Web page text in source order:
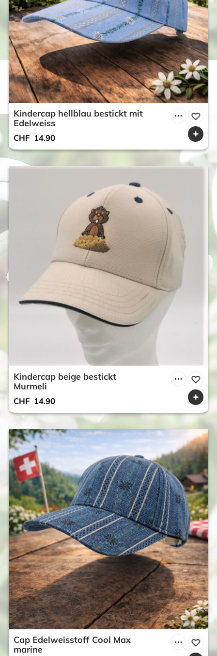
Kindercap hellblau bestickt mit
Edelweiss
CHF 14.90
Kindercap beige bestickt
Murmeli
CHF 14.90
Cap Edelweisstoff Cool Max
marine